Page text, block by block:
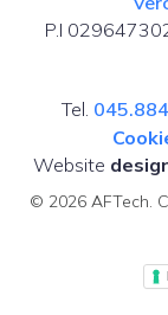
P.I
Tel.
Website
© 2026 AFTech.